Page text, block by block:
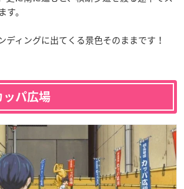
す。
ディングに出てくる景色そのままです！
ッパ広場